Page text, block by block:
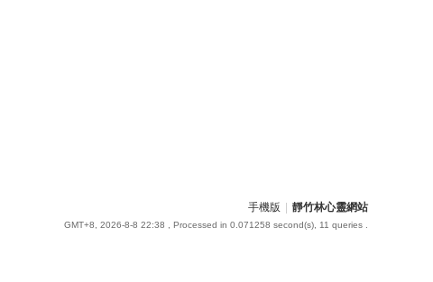
手機版 靜竹林心靈網站
GMT+8, 2026-8-8 22:38 , Processed in 0.071258 second(s), 11 queries .